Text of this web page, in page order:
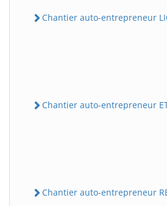
Chantier auto-entrepreneur
Chantier auto-entrepreneur
Chantier auto-entrepreneur